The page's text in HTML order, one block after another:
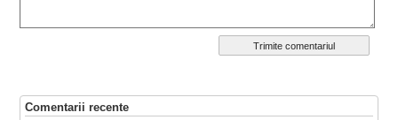
Comentarii recente